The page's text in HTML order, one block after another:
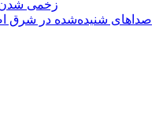
زخمی شدن ۳ نظامی صهیونیست در جنوب
صداهای شنیده‌شده در شرق